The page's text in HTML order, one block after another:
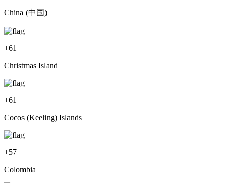
China (中国)
+61
Christmas Island
+61
Cocos (Keeling) Islands
+57
Colombia